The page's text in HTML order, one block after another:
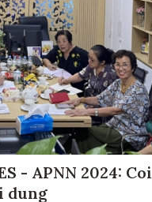
- APNN 2024:
dung